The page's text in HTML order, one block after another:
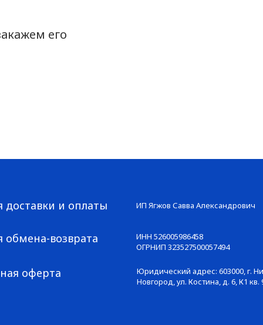
его
доставки и оплаты
обмена-возврата
оферта
ИП Ягжов Савва Александрович
ИНН 526005986458
ОГРНИП 323527500057494
Юридический адрес: 603000, г.
Новгород, ул. Костина, д. 6, К1 кв.